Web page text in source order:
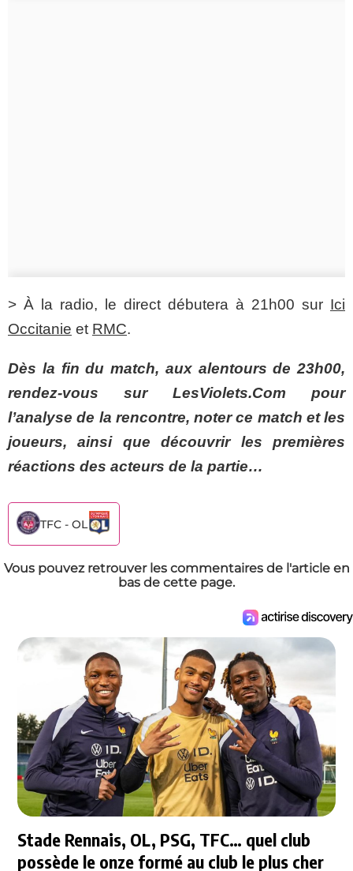
> À la radio, le direct débutera à 21h00 sur Ici
Occitanie et RMC.
Dès la fin du match, aux alentours de 23h00,
rendez-vous sur LesViolets.Com pour
l’analyse de la rencontre, noter ce match et les
joueurs, ainsi que découvrir les premières
réactions des acteurs de la partie…
TFC - OL
Vous pouvez retrouver les commentaires de l'article en
bas de cette page.
Stade Rennais, OL, PSG, TFC… quel club
possède le onze formé au club le plus cher